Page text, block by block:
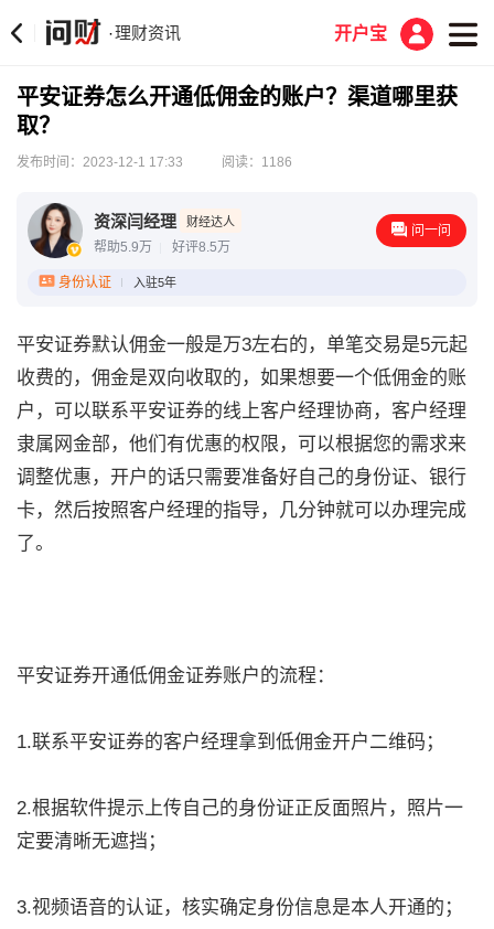
·理财资讯 开户宝
平安证券怎么开通低佣金的账户？渠道哪里获
取？
发布时间：2023-12-1 17:33 阅读：1186
资深闫经理 财经达人
帮助5.9万 好评8.5万
问一问
身份认证 入驻5年
平安证券默认佣金一般是万3左右的，单笔交易是5元起
收费的，佣金是双向收取的，如果想要一个低佣金的账
户，可以联系平安证券的线上客户经理协商，客户经理
隶属网金部，他们有优惠的权限，可以根据您的需求来
调整优惠，开户的话只需要准备好自己的身份证、银行
卡，然后按照客户经理的指导，几分钟就可以办理完成
了。
平安证券开通低佣金证券账户的流程：
1.联系平安证券的客户经理拿到低佣金开户二维码；
2.根据软件提示上传自己的身份证正反面照片，照片一
定要清晰无遮挡；
3.视频语音的认证，核实确定身份信息是本人开通的；